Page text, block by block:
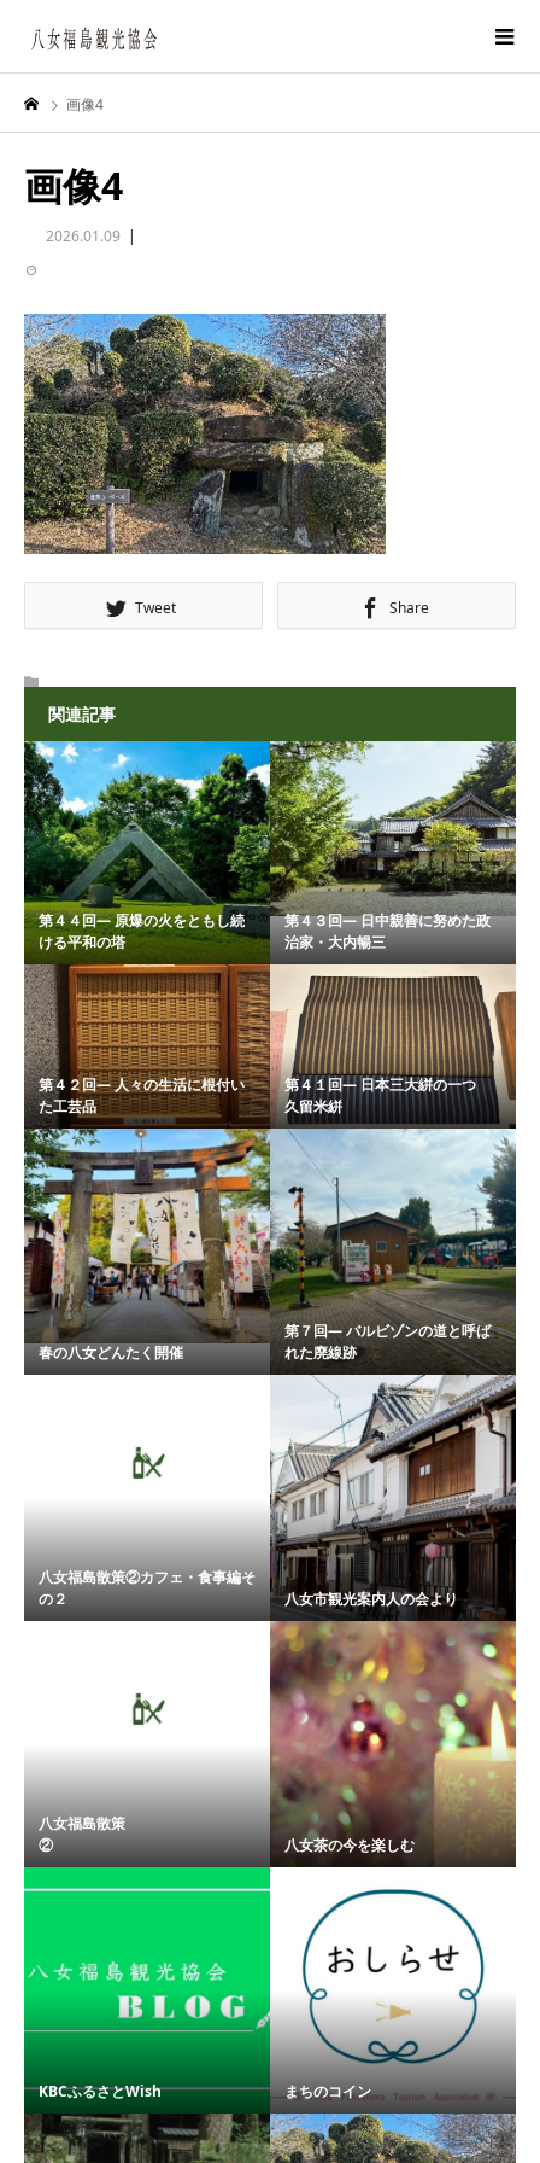
画像4
画像4
2026.01.09
Tweet Share
関連記事
第４４回― 原爆の火をともし続
ける平和の塔
第４３回― 日中親善に努めた政
治家・大内暢三
第４２回― 人々の生活に根付い
た工芸品
第４１回― 日本三大絣の一つ
久留米絣
春の八女どんたく開催
第７回― バルビゾンの道と呼ば
れた廃線跡
八女福島散策②カフェ・食事編そ
の２
八女市観光案内人の会より
八女福島散策
② ...八女茶の今を楽しむ
KBCふるさとWish まちのコイン